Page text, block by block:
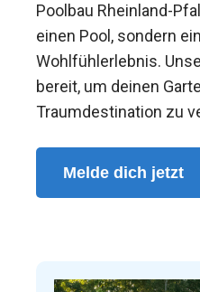
Poolbau Rheinland-
einen Pool, sondern
Wohlfühlerlebnis.
bereit, um deinen
Traumdestination zu
Melde dich jetzt